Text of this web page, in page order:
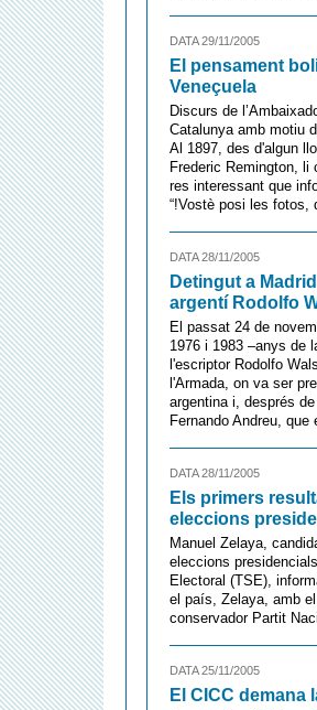
DATA 29/11/2005
El pensament
Veneçuela
Discurs de
Catalunya amb motiu
Al 1897, des d'algun
Frederic Remington,
res interessant que
“!Vostè posi les fotos,
DATA 28/11/2005
Detingut a
argentí Rodolfo
El passat 24 de
1976 i 1983 –anys de
l'escriptor Rodolfo
l'Armada, on va ser
argentina i, després
Fernando Andreu,
DATA 28/11/2005
Els primers
eleccions
Manuel Zelaya,
eleccions
Electoral (TSE),
el país, Zelaya, amb
conservador Partit
DATA 25/11/2005
El CICC demana